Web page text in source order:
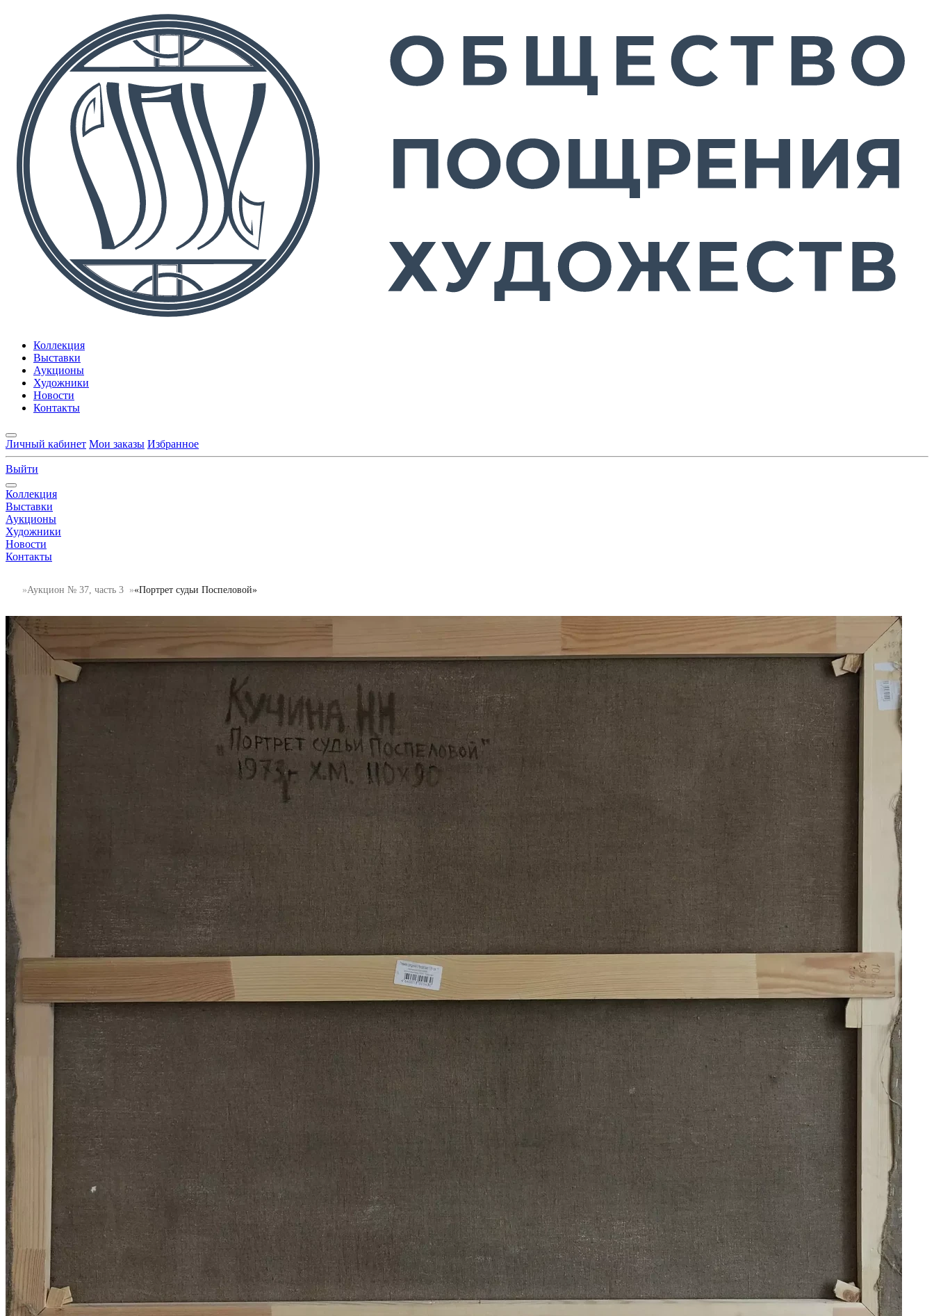
Коллекция
Выставки
Аукционы
Художники
Новости
Контакты
Личный кабинет Мои заказы Избранное
Выйти
Коллекция
Выставки
Аукционы
Художники
Новости
Контакты
Аукцион № 37, часть 3 «Портрет судьи Поспеловой»